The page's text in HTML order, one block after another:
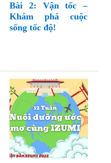
Bài 2: Vận tốc –
Khám phá cuộc
sống tốc độ!